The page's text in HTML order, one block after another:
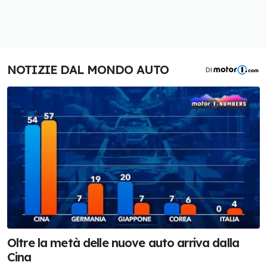
NOTIZIE DAL MONDO AUTO DI
Oltre la metà delle nuove auto arriva dalla
Cina